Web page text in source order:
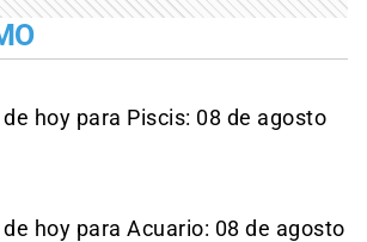
hoy para Piscis: 08 de agosto
hoy para Acuario: 08 de agosto